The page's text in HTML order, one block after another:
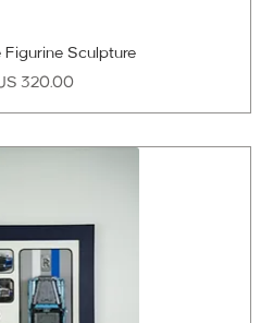
Figurine Sculpture
السعر